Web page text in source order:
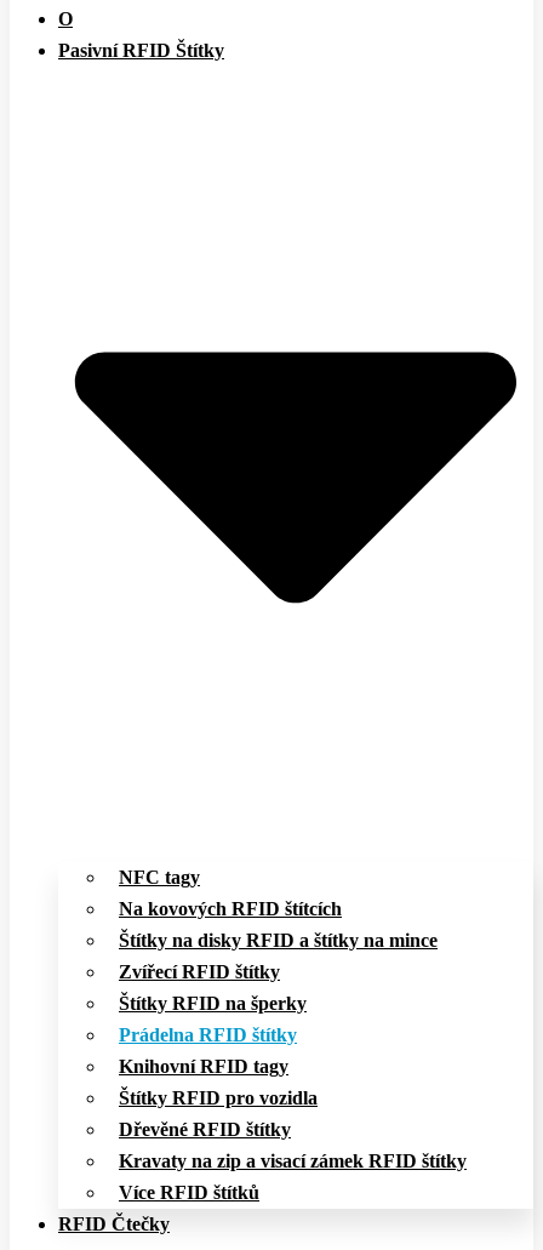
O
Pasivní RFID Štítky
NFC tagy
Na kovových RFID štítcích
Štítky na disky RFID a štítky na mince
Zvířecí RFID štítky
Štítky RFID na šperky
Prádelna RFID štítky
Knihovní RFID tagy
Štítky RFID pro vozidla
Dřevěné RFID štítky
Kravaty na zip a visací zámek RFID štítky
Více RFID štítků
RFID Čtečky